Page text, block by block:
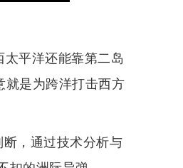
平洋还能靠第二岛
就是为跨洋打击西方
，通过技术分析与